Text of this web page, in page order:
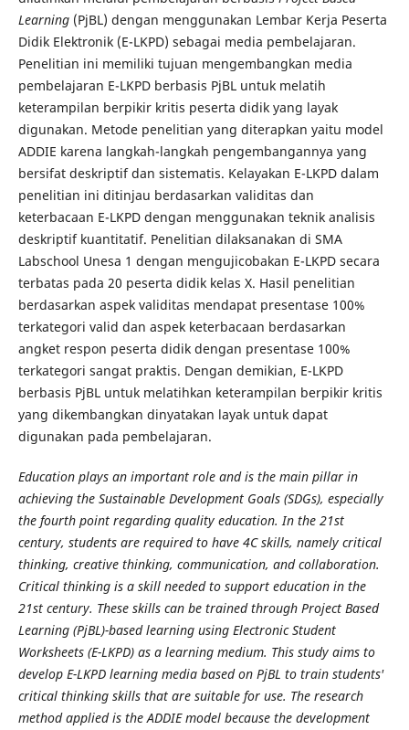
Learning (PjBL) dengan menggunakan Lembar Kerja Peserta
Didik Elektronik (E-LKPD) sebagai media pembelajaran.
Penelitian ini memiliki tujuan mengembangkan media
pembelajaran E-LKPD berbasis PjBL untuk melatih
keterampilan berpikir kritis peserta didik yang layak
digunakan. Metode penelitian yang diterapkan yaitu model
ADDIE karena langkah-langkah pengembangannya yang
bersifat deskriptif dan sistematis. Kelayakan E-LKPD dalam
penelitian ini ditinjau berdasarkan validitas dan
keterbacaan E-LKPD dengan menggunakan teknik analisis
deskriptif kuantitatif. Penelitian dilaksanakan di SMA
Labschool Unesa 1 dengan mengujicobakan E-LKPD secara
terbatas pada 20 peserta didik kelas X. Hasil penelitian
berdasarkan aspek validitas mendapat presentase 100%
terkategori valid dan aspek keterbacaan berdasarkan
angket respon peserta didik dengan presentase 100%
terkategori sangat praktis. Dengan demikian, E-LKPD
berbasis PjBL untuk melatihkan keterampilan berpikir kritis
yang dikembangkan dinyatakan layak untuk dapat
digunakan pada pembelajaran.
Education plays an important role and is the main pillar in
achieving the Sustainable Development Goals (SDGs), especially
the fourth point regarding quality education. In the 21st
century, students are required to have 4C skills, namely critical
thinking, creative thinking, communication, and collaboration.
Critical thinking is a skill needed to support education in the
21st century. These skills can be trained through Project Based
Learning (PjBL)-based learning using Electronic Student
Worksheets (E-LKPD) as a learning medium. This study aims to
develop E-LKPD learning media based on PjBL to train students'
critical thinking skills that are suitable for use. The research
method applied is the ADDIE model because the development